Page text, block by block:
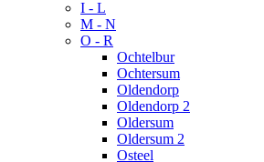
I - L
M - N
O - R
Ochtelbur
Ochtersum
Oldendorp
Oldendorp 2
Oldersum
Oldersum 2
Osteel